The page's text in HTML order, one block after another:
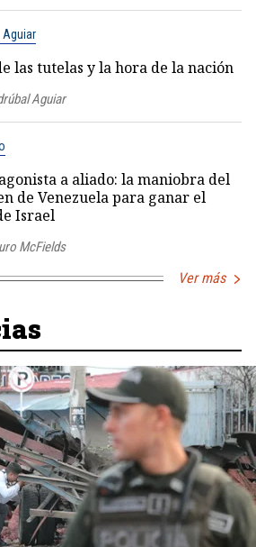
Aguiar
las tutelas y la hora de la nación
Aguiar
a aliado: la maniobra del
de Venezuela para ganar el
Israel
McFields
Ver más